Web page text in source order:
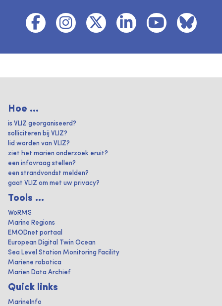
Hoe ...
is VLIZ georganiseerd?
solliciteren bij VLIZ?
lid worden van VLIZ?
ziet het marien onderzoek eruit?
een infovraag stellen?
een strandvondst melden?
gaat VLIZ om met uw privacy?
Tools ...
WoRMS
Marine Regions
EMODnet portaal
European Digital Twin Ocean
Sea Level Station Monitoring Facility
Mariene robotica
Marien Data Archief
Quick links
MarineInfo